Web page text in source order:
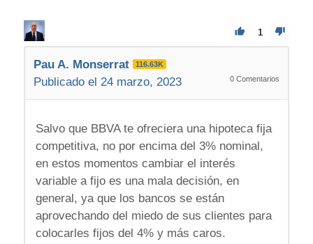
1
Pau A. Monserrat 116.63K
Publicado el 24 marzo, 2023 0 Comentarios
Salvo que BBVA te ofreciera una hipoteca fija
competitiva, no por encima del 3% nominal,
en estos momentos cambiar el interés
variable a fijo es una mala decisión, en
general, ya que los bancos se están
aprovechando del miedo de sus clientes para
colocarles fijos del 4% y más caros.